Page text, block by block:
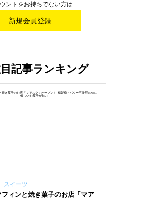
ントをお持ちでない方は
新規会員登録
記事ランキング
スイーツ
ィンと焼き菓子のお店「マア